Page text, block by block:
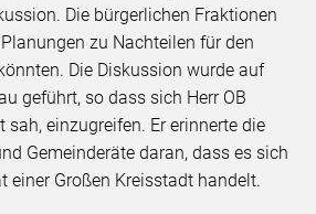
Die bürgerlichen Fraktionen
zu Nachteilen für den
Die Diskussion wurde auf
geführt, so dass sich Herr OB
sah, einzugreifen. Er erinnerte die
Gemeinderäte daran, dass es sich
einer Großen Kreisstadt handelt.